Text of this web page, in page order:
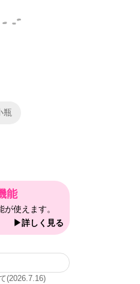
瓶
能
使えます。
▶詳しく見る
(2026.7.16)